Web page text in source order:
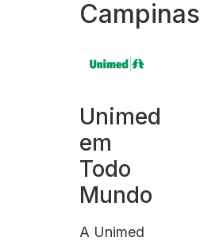
Campinas
Unimed
em
Todo
Mundo
A Unimed